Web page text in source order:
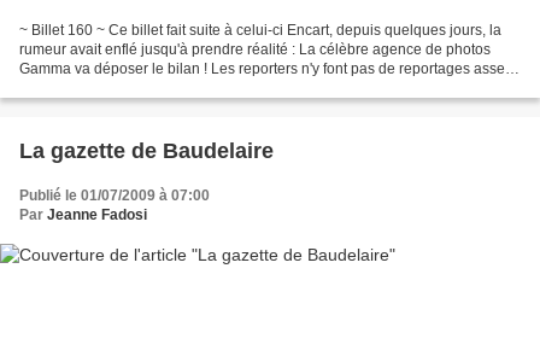
~ Billet 160 ~ Ce billet fait suite à celui-ci Encart, depuis quelques jours, la
rumeur avait enflé jusqu'à prendre réalité : La célèbre agence de photos
Gamma va déposer le bilan ! Les reporters n'y font pas de reportages assez
La gazette de Baudelaire
Publié le 01/07/2009 à 07:00
Par Jeanne Fadosi